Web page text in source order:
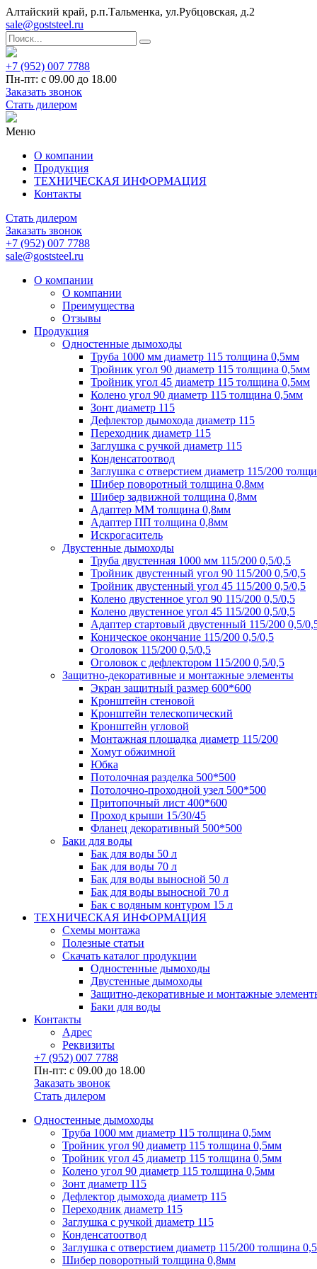
Алтайский край, р.п.Тальменка, ул.Рубцовская, д.2
sale@goststeel.ru
+7 (952) 007 7788
Пн-пт: с 09.00 до 18.00
Заказать звонок
Стать дилером
Меню
О компании
Продукция
ТЕХНИЧЕСКАЯ ИНФОРМАЦИЯ
Контакты
Стать дилером
Заказать звонок
+7 (952) 007 7788
sale@goststeel.ru
О компании
О компании
Преимущества
Отзывы
Продукция
Одностенные дымоходы
Труба 1000 мм диаметр 115 толщина 0,5мм
Тройник угол 90 диаметр 115 толщина 0,5мм
Тройник угол 45 диаметр 115 толщина 0,5мм
Колено угол 90 диаметр 115 толщина 0,5мм
Зонт диаметр 115
Дефлектор дымохода диаметр 115
Переходник диаметр 115
Заглушка с ручкой диаметр 115
Конденсатоотвод
Заглушка с отверстием диаметр 115/200
Шибер поворотный толщина 0,8мм
Шибер задвижной толщина 0,8мм
Адаптер ММ толщина 0,8мм
Адаптер ПП толщина 0,8мм
Искрогаситель
Двустенные дымоходы
Труба двустенная 1000 мм 115/200 0,5/0,5
Тройник двустенный угол 90 115/200 0,5/0,5
Тройник двустенный угол 45 115/200 0,5/0,5
Колено двустенное угол 90 115/200 0,5/0,5
Колено двустенное угол 45 115/200 0,5/0,5
Адаптер стартовый двустенный 115/200 0,5/
Коническое окончание 115/200 0,5/0,5
Оголовок 115/200 0,5/0,5
Оголовок с дефлектором 115/200 0,5/0,5
Защитно-декоративные и монтажные элементы
Экран защитный размер 600*600
Кронштейн стеновой
Кронштейн телескопический
Кронштейн угловой
Монтажная площадка диаметр 115/200
Хомут обжимной
Юбка
Потолочная разделка 500*500
Потолочно-проходной узел 500*500
Притопочный лист 400*600
Проход крыши 15/30/45
Фланец декоративный 500*500
Баки для воды
Бак для воды 50 л
Бак для воды 70 л
Бак для воды выносной 50 л
Бак для воды выносной 70 л
Бак с водяным контуром 15 л
ТЕХНИЧЕСКАЯ ИНФОРМАЦИЯ
Схемы монтажа
Полезные статьи
Скачать каталог продукции
Одностенные дымоходы
Двустенные дымоходы
Защитно-декоративные и монтажные
Баки для воды
Контакты
Адрес
Реквизиты
+7 (952) 007 7788
Пн-пт: с 09.00 до 18.00
Заказать звонок
Стать дилером
Одностенные дымоходы
Труба 1000 мм диаметр 115 толщина 0,5мм
Тройник угол 90 диаметр 115 толщина 0,5мм
Тройник угол 45 диаметр 115 толщина 0,5мм
Колено угол 90 диаметр 115 толщина 0,5мм
Зонт диаметр 115
Дефлектор дымохода диаметр 115
Переходник диаметр 115
Заглушка с ручкой диаметр 115
Конденсатоотвод
Заглушка с отверстием диаметр 115/200 толщина
Шибер поворотный толщина 0,8мм